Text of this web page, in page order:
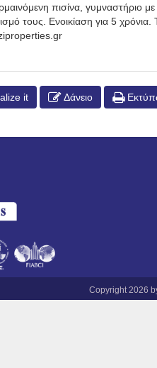
πισίνα, γυμναστήριο
τους. Ενοικίαση για 5
it Δάνειο
Copyright 2026